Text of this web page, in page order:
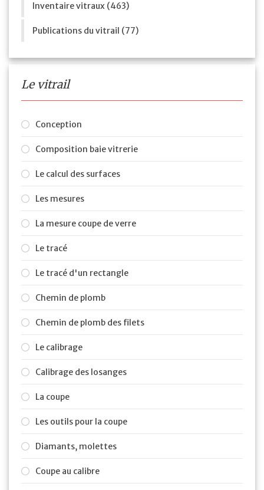
Inventaire vitraux (463)
Publications du vitrail (77)
Le vitrail
Conception
Composition baie vitrerie
Le calcul des surfaces
Les mesures
La mesure coupe de verre
Le tracé
Le tracé d'un rectangle
Chemin de plomb
Chemin de plomb des filets
Le calibrage
Calibrage des losanges
La coupe
Les outils pour la coupe
Diamants, molettes
Coupe au calibre